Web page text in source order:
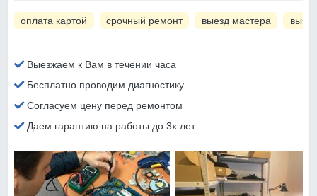
оплата картой срочный ремонт выезд мастера
Выезжаем к Вам в течении часа
Бесплатно проводим диагностику
Согласуем цену перед ремонтом
Даем гарантию на работы до 3х лет